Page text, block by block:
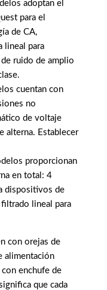
adoptan el
para el
de CA,
lineal para
ruido de amplio
cuentan con
no
de voltaje
alterna. Establecer
proporcionan
en total: 4
dispositivos de
lineal para
con orejas de
alimentación
enchufe de
que cada